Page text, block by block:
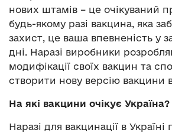
нових штамів – це очікуваний
будь-якому разі вакцина, яка
захист, це ваша впевненість у
дні. Наразі виробники
модифікації своїх вакцин та
створити нову версію вакцини
На які вакцини очікує Україна?
Наразі для вакцинації в